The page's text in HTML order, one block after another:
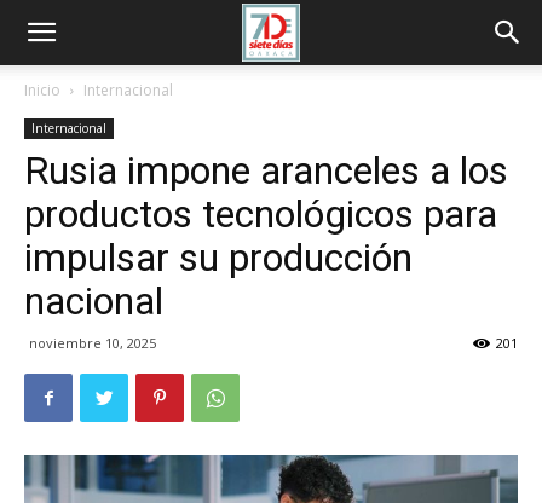
Inicio Internacional
Internacional
Rusia impone aranceles a los
productos tecnológicos para
impulsar su producción
nacional
noviembre 10, 2025 201